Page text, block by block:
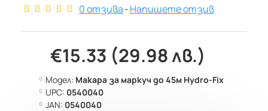
0 отзива-Напишете отзив
€15.33 (29.98 лв.)
Модел: Макара за маркуч до 45м Hydro-Fix
UPC: 0540040
JAN: 0540040